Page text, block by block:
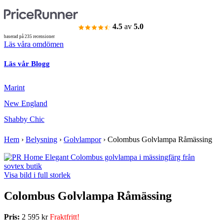
4.5 av 5.0
baserad på 235 recensioner
Läs våra omdömen
Läs vår Blogg
Marint
New England
Shabby Chic
Hem › Belysning › Golvlampor› Colombus Golvlampa Råmässing
Visa bild i full storlek
Colombus Golvlampa Råmässing
Pris: 2 595 krFraktfritt!